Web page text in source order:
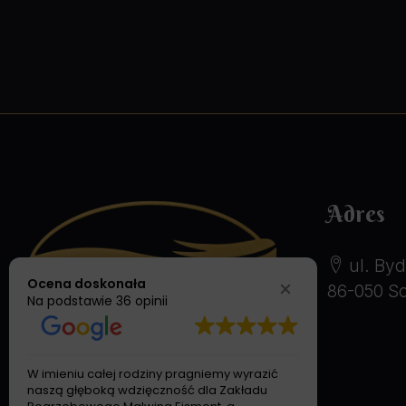
Adres
ul.
86-050
Ocena doskonała
Na podstawie 36 opinii
W imieniu całej rodziny pragniemy wyrazić
naszą głęboką wdzięczność dla Zakładu